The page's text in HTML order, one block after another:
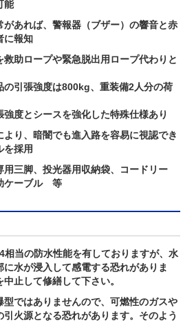
能
があれば、警報器（ブザー）の響音と赤
に報知
救助ロープや緊急脱出用ロープ代わりと
引張強度は800kg、重装備2人分の荷
度とシースを強化した特殊仕様あり
より、暗闇でも進入路を容易に視認でき
を採用
用三脚、投光器用収納袋、コードリー
ケーブル 等
相当の防水性能を有しておりますが、水
に水が浸入して感電する恐れがありま
止して修繕して下さい。
型ではありませんので、可燃性のガスや
引火源となる恐れがあります。そのよう